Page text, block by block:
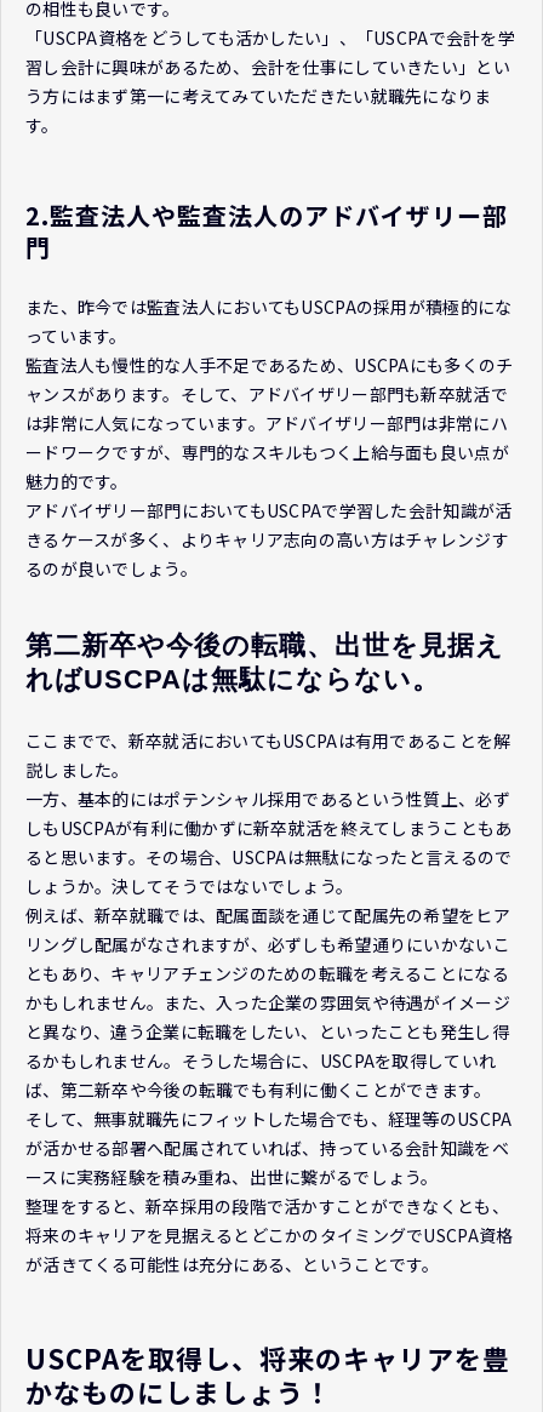
の相性も良いです。
「USCPA資格をどうしても活かしたい」、「USCPAで会計を学
習し会計に興味があるため、会計を仕事にしていきたい」とい
う方にはまず第一に考えてみていただきたい就職先になりま
す。
2.監査法人や監査法人のアドバイザリー部
門
また、昨今では監査法人においてもUSCPAの採用が積極的にな
っています。
監査法人も慢性的な人手不足であるため、USCPAにも多くのチ
ャンスがあります。そして、アドバイザリー部門も新卒就活で
は非常に人気になっています。アドバイザリー部門は非常にハ
ードワークですが、専門的なスキルもつく上給与面も良い点が
魅力的です。
アドバイザリー部門においてもUSCPAで学習した会計知識が活
きるケースが多く、よりキャリア志向の高い方はチャレンジす
るのが良いでしょう。
第二新卒や今後の転職、出世を見据え
ればUSCPAは無駄にならない。
ここまでで、新卒就活においてもUSCPAは有用であることを解
説しました。
一方、基本的にはポテンシャル採用であるという性質上、必ず
しもUSCPAが有利に働かずに新卒就活を終えてしまうこともあ
ると思います。その場合、USCPAは無駄になったと言えるので
しょうか。決してそうではないでしょう。
例えば、新卒就職では、配属面談を通じて配属先の希望をヒア
リングし配属がなされますが、必ずしも希望通りにいかないこ
ともあり、キャリアチェンジのための転職を考えることになる
かもしれません。また、入った企業の雰囲気や待遇がイメージ
と異なり、違う企業に転職をしたい、といったことも発生し得
るかもしれません。そうした場合に、USCPAを取得していれ
ば、第二新卒や今後の転職でも有利に働くことができます。
そして、無事就職先にフィットした場合でも、経理等のUSCPA
が活かせる部署へ配属されていれば、持っている会計知識をベ
ースに実務経験を積み重ね、出世に繋がるでしょう。
整理をすると、新卒採用の段階で活かすことができなくとも、
将来のキャリアを見据えるとどこかのタイミングでUSCPA資格
が活きてくる可能性は充分にある、ということです。
USCPAを取得し、将来のキャリアを豊
かなものにしましょう！